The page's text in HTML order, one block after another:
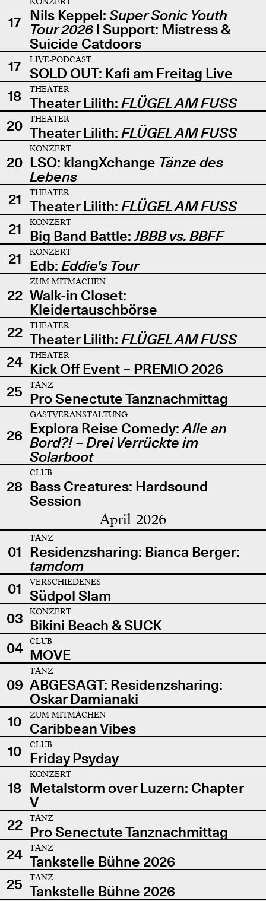
17 Nils Keppel: Super Sonic Youth
Tour 2026| Support: Mistress &
Suicide Catdoors
17
LIVE-PODCAST
SOLD OUT: Kafi am Freitag Live
18
THEATER
Theater Lilith: FLÜGEL AM FUSS
20
THEATER
Theater Lilith: FLÜGEL AM FUSS
20
KONZERT
LSO: klangXchange Tänze des
Lebens
21
THEATER
Theater Lilith: FLÜGEL AM FUSS
21
KONZERT
Big Band Battle:JBBB vs. BBFF
21
KONZERT
Edb: Eddie's Tour
22
ZUM MITMACHEN
Walk-in Closet:
Kleidertauschbörse
22
THEATER
Theater Lilith: FLÜGEL AM FUSS
24
THEATER
Kick Off Event – PREMIO 2026
25
TANZ
Pro Senectute Tanznachmittag
26
GASTVERANSTALTUNG
Explora Reise Comedy:Alle an
Bord?! – Drei Verrückte im
Solarboot
28
CLUB
Bass Creatures: Hardsound
Session
April 2026
01
TANZ
Residenzsharing: Bianca Berger:
tamdom
01
VERSCHIEDENES
Südpol Slam
03
KONZERT
Bikini Beach & SUCK
04
CLUB
MOVE
09
TANZ
ABGESAGT: Residenzsharing:
Oskar Damianaki
10
ZUM MITMACHEN
Caribbean Vibes
10
CLUB
Friday Psyday
18
KONZERT
Metalstorm over Luzern: Chapter
V
22
TANZ
Pro Senectute Tanznachmittag
24
TANZ
Tankstelle Bühne 2026
25
TANZ
Tankstelle Bühne 2026